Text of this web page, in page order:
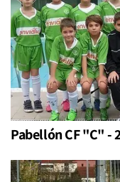
Pabellón CF "C" -